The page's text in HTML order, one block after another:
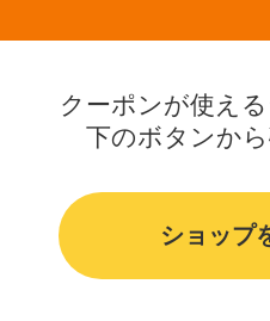
クーポンが使え
下のボタンから
ショップ